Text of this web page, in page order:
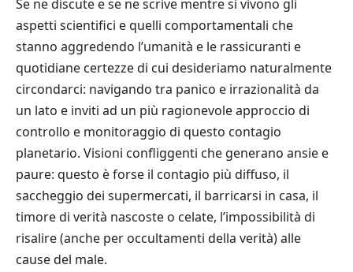
Se ne discute e se ne scrive mentre si vivono gli
aspetti scientifici e quelli comportamentali che
stanno aggredendo l’umanità e le rassicuranti e
quotidiane certezze di cui desideriamo naturalmente
circondarci: navigando tra panico e irrazionalità da
un lato e inviti ad un più ragionevole approccio di
controllo e monitoraggio di questo contagio
planetario. Visioni confliggenti che generano ansie e
paure: questo è forse il contagio più diffuso, il
saccheggio dei supermercati, il barricarsi in casa, il
timore di verità nascoste o celate, l’impossibilità di
risalire (anche per occultamenti della verità) alle
cause del male.